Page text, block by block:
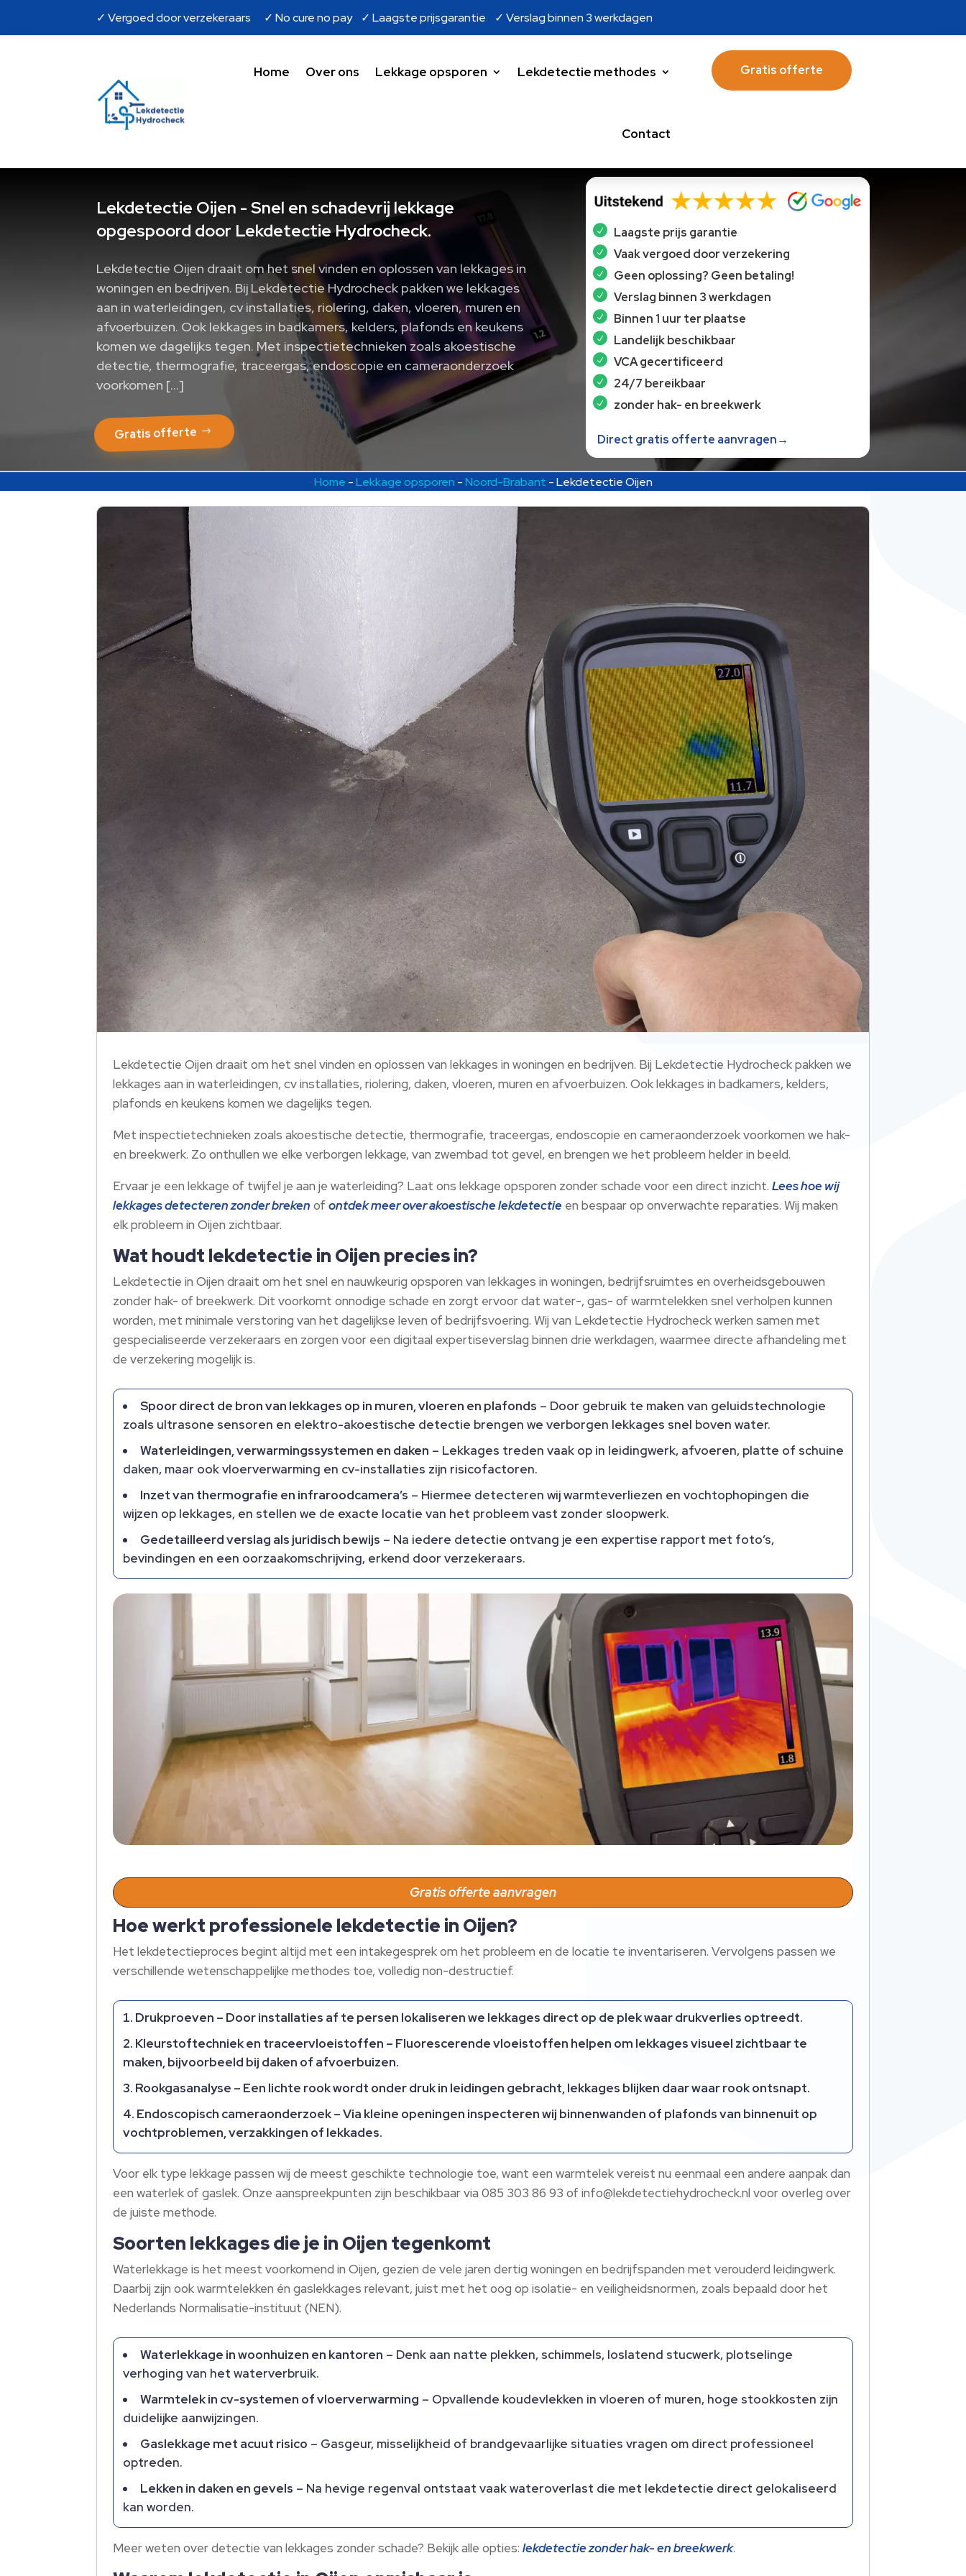
✓ Vergoed door verzekeraars ✓ No cure no pay ✓ Laagste prijsgarantie ✓ Verslag binnen 3 werkdagen
Home Over ons Lekkage opsporen Lekdetectie methodes
Contact
Gratis offerte
Lekdetectie Oijen - Snel en schadevrij lekkage
opgespoord door Lekdetectie Hydrocheck.
Lekdetectie Oijen draait om het snel vinden en oplossen van lekkages in
woningen en bedrijven.​ Bij Lekdetectie Hydrocheck pakken we lekkages
aan in waterleidingen, cv installaties, riolering, daken, vloeren, muren en
afvoerbuizen.​ Ook lekkages in badkamers, kelders, plafonds en keukens
komen we dagelijks tegen.​ Met inspectietechnieken zoals akoestische
detectie, thermografie, traceergas, endoscopie en cameraonderzoek
voorkomen […]
Gratis offerte
Laagste prijs garantie
Vaak vergoed door verzekering
Geen oplossing? Geen betaling!
Verslag binnen 3 werkdagen
Binnen 1 uur ter plaatse
Landelijk beschikbaar
VCA gecertificeerd
24/7 bereikbaar
zonder hak- en breekwerk
Direct gratis offerte aanvragen→
Home -Lekkage opsporen -Noord-Brabant -Lekdetectie Oijen
Lekdetectie Oijen draait om het snel vinden en oplossen van lekkages in woningen en bedrijven.​ Bij Lekdetectie Hydrocheck pakken we
lekkages aan in waterleidingen, cv installaties, riolering, daken, vloeren, muren en afvoerbuizen.​ Ook lekkages in badkamers, kelders,
plafonds en keukens komen we dagelijks tegen.​
Met inspectietechnieken zoals akoestische detectie, thermografie, traceergas, endoscopie en cameraonderzoek voorkomen we hak-
en breekwerk.​ Zo onthullen we elke verborgen lekkage, van zwembad tot gevel, en brengen we het probleem helder in beeld.​
Ervaar je een lekkage of twijfel je aan je waterleiding? Laat ons lekkage opsporen zonder schade voor een direct inzicht.​Lees hoe wij
lekkages detecteren zonder breken ofontdek meer over akoestische lekdetectie en bespaar op onverwachte reparaties.​ Wij maken
elk probleem in Oijen zichtbaar.​
Wat houdt lekdetectie in Oijen precies in?
Lekdetectie in Oijen draait om het snel en nauwkeurig opsporen van lekkages in woningen, bedrijfsruimtes en overheidsgebouwen
zonder hak- of breekwerk.​ Dit voorkomt onnodige schade en zorgt ervoor dat water-, gas- of warmtelekken snel verholpen kunnen
worden, met minimale verstoring van het dagelijkse leven of bedrijfsvoering.​ Wij van Lekdetectie Hydrocheck werken samen met
gespecialiseerde verzekeraars en zorgen voor een digitaal expertiseverslag binnen drie werkdagen, waarmee directe afhandeling met
de verzekering mogelijk is.​
Spoor direct de bron van lekkages op in muren, vloeren en plafonds – Door gebruik te maken van geluidstechnologie
zoals ultrasone sensoren en elektro-akoestische detectie brengen we verborgen lekkages snel boven water.​
Waterleidingen, verwarmingssystemen en daken – Lekkages treden vaak op in leidingwerk, afvoeren, platte of schuine
daken, maar ook vloerverwarming en cv-installaties zijn risicofactoren.​
Inzet van thermografie en infraroodcamera’s – Hiermee detecteren wij warmteverliezen en vochtophopingen die
wijzen op lekkages, en stellen we de exacte locatie van het probleem vast zonder sloopwerk.​
Gedetailleerd verslag als juridisch bewijs – Na iedere detectie ontvang je een expertise rapport met foto’s,
bevindingen en een oorzaakomschrijving, erkend door verzekeraars.​
Gratis offerte aanvragen
Hoe werkt professionele lekdetectie in Oijen?
Het lekdetectieproces begint altijd met een intakegesprek om het probleem en de locatie te inventariseren.​ Vervolgens passen we
verschillende wetenschappelijke methodes toe, volledig non-destructief.​
Drukproeven – Door installaties af te persen lokaliseren we lekkages direct op de plek waar drukverlies optreedt.​
Kleurstoftechniek en traceervloeistoffen – Fluorescerende vloeistoffen helpen om lekkages visueel zichtbaar te
maken, bijvoorbeeld bij daken of afvoerbuizen.​
Rookgasanalyse – Een lichte rook wordt onder druk in leidingen gebracht, lekkages blijken daar waar rook ontsnapt.​
Endoscopisch cameraonderzoek– Via kleine openingen inspecteren wij binnenwanden of plafonds van binnenuit op
vochtproblemen, verzakkingen of lekkades.​
Voor elk type lekkage passen wij de meest geschikte technologie toe, want een warmtelek vereist nu eenmaal een andere aanpak dan
een waterlek of gaslek.​ Onze aanspreekpunten zijn beschikbaar via 085 303 86 93 of info@lekdetectiehydrocheck.​nl voor overleg over
de juiste methode.​
Soorten lekkages die je in Oijen tegenkomt
Waterlekkage is het meest voorkomend in Oijen, gezien de vele jaren dertig woningen en bedrijfspanden met verouderd leidingwerk.​
Daarbij zijn ook warmtelekken én gaslekkages relevant, juist met het oog op isolatie- en veiligheidsnormen, zoals bepaald door het
Nederlands Normalisatie-instituut (NEN).​
Waterlekkage in woonhuizen en kantoren – Denk aan natte plekken, schimmels, loslatend stucwerk, plotselinge
verhoging van het waterverbruik.​
Warmtelek in cv-systemen of vloerverwarming – Opvallende koudevlekken in vloeren of muren, hoge stookkosten zijn
duidelijke aanwijzingen.​
Gaslekkage met acuut risico – Gasgeur, misselijkheid of brandgevaarlijke situaties vragen om direct professioneel
optreden.​
Lekken in daken en gevels – Na hevige regenval ontstaat vaak wateroverlast die met lekdetectie direct gelokaliseerd
kan worden.​
Meer weten over detectie van lekkages zonder schade? Bekijk alle opties:lekdetectie zonder hak- en breekwerk.​